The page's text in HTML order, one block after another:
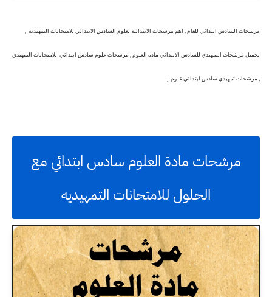
مرشحات السادس ابتدائي للعام , اهم مرشحات الابتدائيه لعلوم السادس الابتدائي للامتحانات التمهيديه ,
تحميل مرشحات التمهيدي للسادس الابتدائي مادة العلوم , مرشحات علوم سادس ابتدائي للامتحانات التمهيدي
, مرشحات تمهيدي سادس ابتدائي علوم ,
مرشحات مادة العلوم سادس ابتدائي مع
الحلول للامتحانات التمهيديه